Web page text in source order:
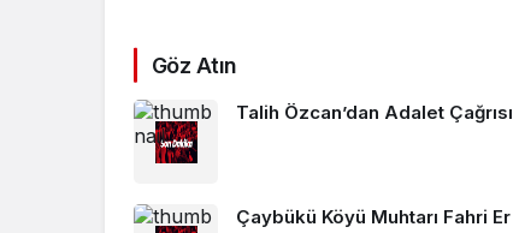
Göz Atın
Talih Özcan’dan Adalet
Çaybükü Köyü Muhtarı Fahri